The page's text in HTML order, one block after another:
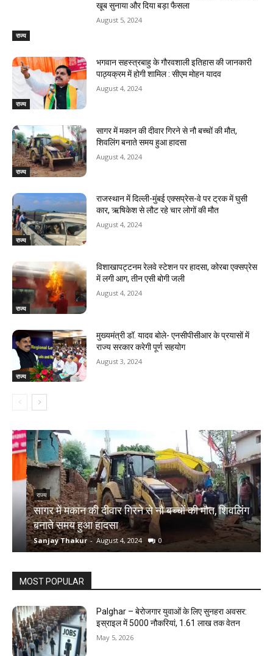
राज्य
खूब सुनाया और दिया बड़ा फैसला
August 5, 2024
राज्य
भगवान सहस्त्रबाहु के गौरवशाली इतिहास की जानकारी
पाठ्यक्रम में होगी शामिल : सीएम मोहन यादव
August 4, 2024
राज्य
सागर में मकान की दीवार गिरने से नौ बच्चों की मौत,
शिवलिंग बनाते समय हुआ हादसा
August 4, 2024
राज्य
राजस्‍थान में दिल्ली-मुंबई एक्सप्रेस-वे पर ट्रक में घुसी
कार, ऋषिकेश से लौट रहे चार लोगों की मौत
August 4, 2024
राज्य
विशाखापट्टनम रेलवे स्टेशन पर हादसा, कोरबा एक्सप्रेस
में लगी आग, तीन एसी बोगी जली
August 4, 2024
राज्य
मुख्यमंत्री डॉ. यादव बोले- एनसीपीसीआर के प्रयासों में
राज्य सरकार करेगी पूर्ण सहयोग
August 3, 2024
राज्य
सागर में मकान की दीवार गिरने से नौ बच्चों की मौत, शिवलिंग
बनाते समय हुआ हादसा
Sanjay Thakur - August 4, 2024
MOST POPULAR
Palghar – बेरोजगार युवाओं के लिए सुनहरा अवसर:
इस्राइल में 5000 नौकरियां, ₹1.61 लाख तक वेतन
May 5, 2026